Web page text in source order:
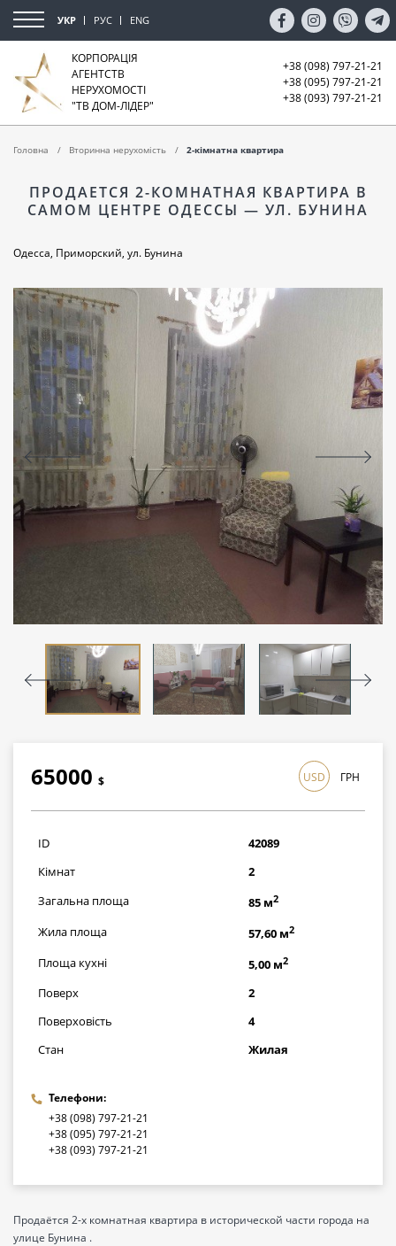
УКР РУС ENG
КОРПОРАЦІЯ
АГЕНТСТВ
НЕРУХОМОСТІ
"ТВ ДОМ-ЛІДЕР"
+38 (098) 797-21-21
+38 (095) 797-21-21
+38 (093) 797-21-21
Головна Вторинна нерухомість 2-кімнатна квартира
ПРОДАЕТСЯ 2-КОМНАТНАЯ КВАРТИРА В
САМОМ ЦЕНТРЕ ОДЕССЫ — УЛ. БУНИНА
Одесса, Приморский, ул. Бунина
65000 $
1885000грн
USD ГРН
ID
42089
Кімнат
2
Загальна площа
85 м2
Жила площа 57,60 м2
Площа кухні 5,00 м2
Поверх
2
Поверховість
4
Стан
Жилая
Телефони:
+38 (098) 797-21-21
+38 (095) 797-21-21
+38 (093) 797-21-21
Продаётся 2-х комнатная квартира в исторической части города на
улице Бунина .